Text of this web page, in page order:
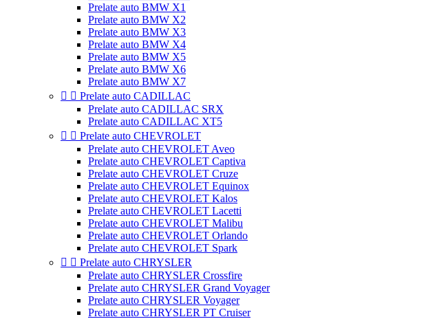
Prelate auto BMW X1
Prelate auto BMW X2
Prelate auto BMW X3
Prelate auto BMW X4
Prelate auto BMW X5
Prelate auto BMW X6
Prelate auto BMW X7
  Prelate auto CADILLAC
Prelate auto CADILLAC SRX
Prelate auto CADILLAC XT5
  Prelate auto CHEVROLET
Prelate auto CHEVROLET Aveo
Prelate auto CHEVROLET Captiva
Prelate auto CHEVROLET Cruze
Prelate auto CHEVROLET Equinox
Prelate auto CHEVROLET Kalos
Prelate auto CHEVROLET Lacetti
Prelate auto CHEVROLET Malibu
Prelate auto CHEVROLET Orlando
Prelate auto CHEVROLET Spark
  Prelate auto CHRYSLER
Prelate auto CHRYSLER Crossfire
Prelate auto CHRYSLER Grand Voyager
Prelate auto CHRYSLER Voyager
Prelate auto CHRYSLER PT Cruiser